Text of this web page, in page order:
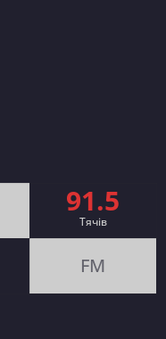
91.5
Тячів
FM